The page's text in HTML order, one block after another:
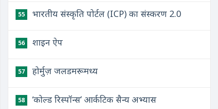
55 भारतीय संस्कृति पोर्टल (ICP) का संस्करण 2.0
56 शाइन ऐप
57 होर्मुज़ जलडमरूमध्य
58 ‘कोल्ड रिस्पॉन्स’ आर्कटिक सैन्य अभ्यास